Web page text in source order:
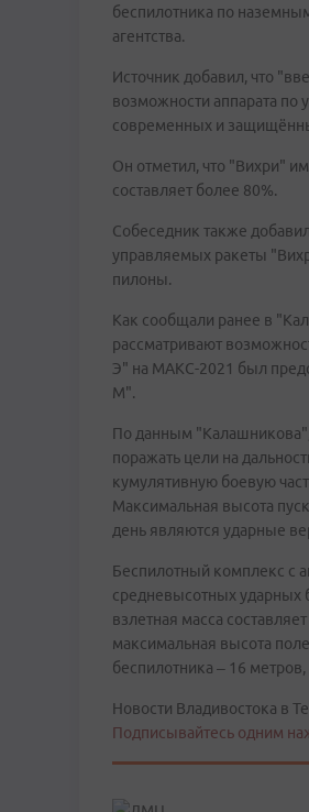
беспилотника по
агентства.
Источник добавил, что
возможности аппарата по
современных и
Он отметил, что "Вихри"
составляет более 80%.
Собеседник также
управляемых ракеты
пилоны.
Как сообщали ранее в
рассматривают
Э" на МАКС-2021 был
М".
По данным
поражать цели на
кумулятивную боевую
Максимальная высота
день являются ударные
Беспилотный комплекс с
средневысотных ударных
взлетная масса
максимальная высота
беспилотника – 16
Новости Владивостока в
Подписывайтесь одним